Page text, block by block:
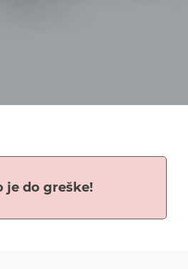
je do greške!